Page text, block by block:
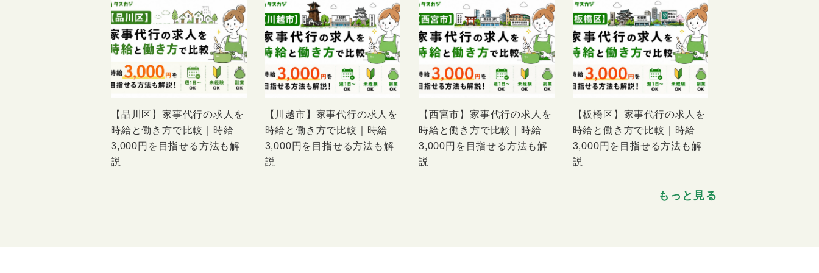
【品川区】家事代行の求人を
時給と働き方で比較｜時給
3,000円を目指せる方法も解
説
【川越市】家事代行の求人を
時給と働き方で比較｜時給
3,000円を目指せる方法も解
説
【西宮市】家事代行の求人を
時給と働き方で比較｜時給
3,000円を目指せる方法も解
説
【板橋区】家事代行の求人を
時給と働き方で比較｜時給
3,000円を目指せる方法も解
説
もっと見る